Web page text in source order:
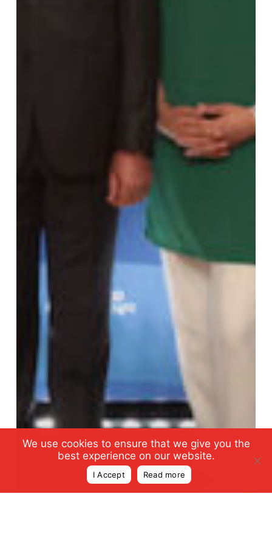
We use cookies to ensure that we give you the
best experience on our website.
I Accept Read more